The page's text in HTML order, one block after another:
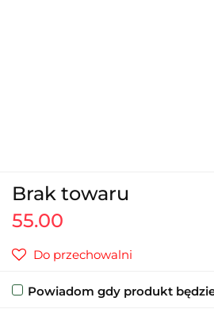
Brak towaru
55.00
Do przechowalni
Powiadom gdy produkt